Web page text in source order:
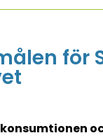
för
konsumtionen